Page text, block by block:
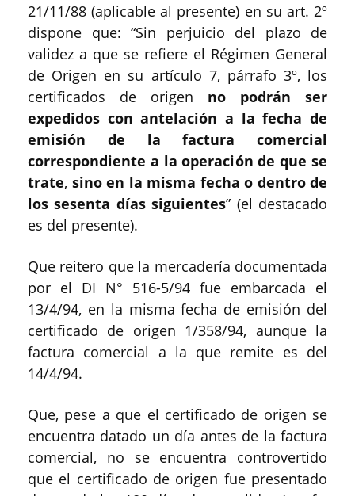
21/11/88 (aplicable al presente) en su art. 2º
dispone que: “Sin perjuicio del plazo de
validez a que se refiere el Régimen General
de Origen en su artículo 7, párrafo 3º, los
certificados de origen no podrán ser
expedidos con antelación a la fecha de
emisión de la factura comercial
correspondiente a la operación de que se
trate, sino en la misma fecha o dentro de
los sesenta días siguientes” (el destacado
es del presente).
Que reitero que la mercadería documentada
por el DI N° 516-5/94 fue embarcada el
13/4/94, en la misma fecha de emisión del
certificado de origen 1/358/94, aunque la
factura comercial a la que remite es del
14/4/94.
Que, pese a que el certificado de origen se
encuentra datado un día antes de la factura
comercial, no se encuentra controvertido
que el certificado de origen fue presentado